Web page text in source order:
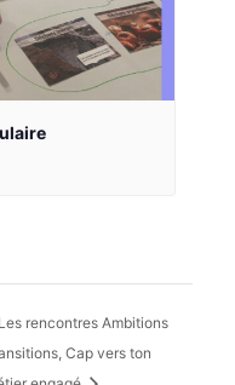
Les rencontres Ambitions
Cap vers ton